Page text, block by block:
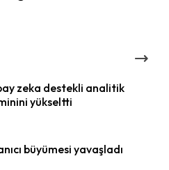
zeka destekli analitik
yükseltti
büyümesi yavaşladı